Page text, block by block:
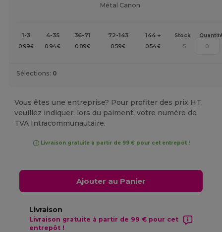
Métal Canon
1-3 4-35 36-71 72-143 144 + Stock
0.99€ 0.94€ 0.89€ 0.59€ 0.54€ 5
Sélections: 0
Vous êtes une entreprise? Pour profiter des prix HT,
veuillez indiquer, lors du paiment, votre numéro de
TVA Intracommunautaire.
Livraison gratuite à partir de 99 € pour cet entrepôt !
Ajouter au Panier
Livraison
Livraison gratuite à partir de 99 € pour cet
entrepôt !